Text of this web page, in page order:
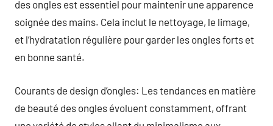
des ongles est essentiel pour maintenir une apparence
soignée des mains. Cela inclut le nettoyage, le limage,
et l’hydratation régulière pour garder les ongles forts et
en bonne santé.
Courants de design d’ongles: Les tendances en matière
de beauté des ongles évoluent constamment, offrant